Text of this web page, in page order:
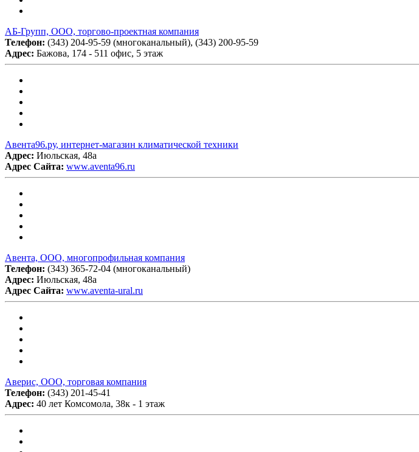
АБ-Групп, ООО, торгово-проектная компания
Телефон: (343) 204-95-59 (многоканальный), (343) 200-95-59
Адрес: Бажова, 174 - 511 офис, 5 этаж
Авента96.ру, интернет-магазин климатической техники
Адрес: Июльская, 48а
Адрес Сайта: www.aventa96.ru
Авента, ООО, многопрофильная компания
Телефон: (343) 365-72-04 (многоканальный)
Адрес: Июльская, 48а
Адрес Сайта: www.aventa-ural.ru
Аверис, ООО, торговая компания
Телефон: (343) 201-45-41
Адрес: 40 лет Комсомола, 38к - 1 этаж